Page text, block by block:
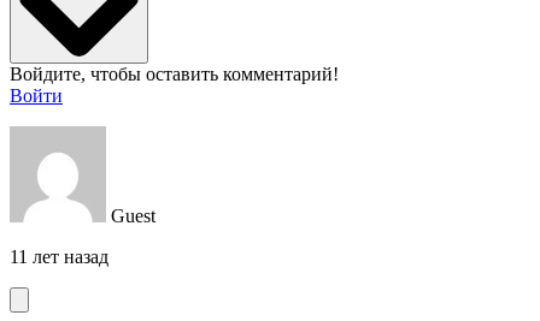
Войдите, чтобы оставить комментарий!
Войти
Guest
11 лет назад